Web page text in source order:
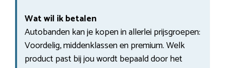
Wat wil ik betalen
Autobanden kan je kopen in allerlei prijsgroepen:
Voordelig, middenklassen en premium. Welk
product past bij jou wordt bepaald door het